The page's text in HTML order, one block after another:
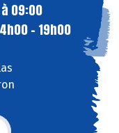
09:00
- 19h00